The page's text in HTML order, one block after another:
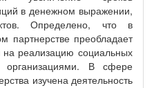
в денежном выражении,
Определено, что в
партнерстве преобладает
реализацию социальных
организациями. В сфере
изучена деятельность